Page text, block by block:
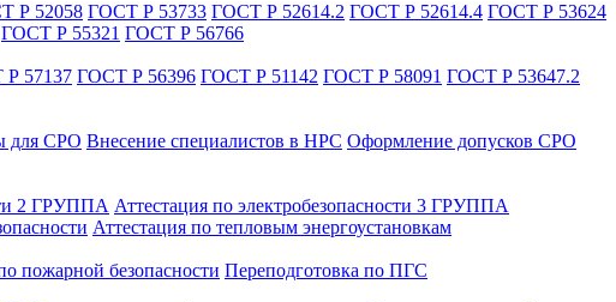
Р 52058 ГОСТ Р 53733 ГОСТ Р 52614.2 ГОСТ Р 52614.4 ГОСТ Р 53624
ГОСТ Р 55321 ГОСТ Р 56766
57137 ГОСТ Р 56396 ГОСТ Р 51142 ГОСТ Р 58091 ГОСТ Р 53647.2
для СРО Внесение специалистов в НРС Оформление допусков СРО
2 ГРУППА Аттестация по электробезопасности 3 ГРУППА
Аттестация по тепловым энергоустановкам
пожарной безопасности Переподготовка по ПГС